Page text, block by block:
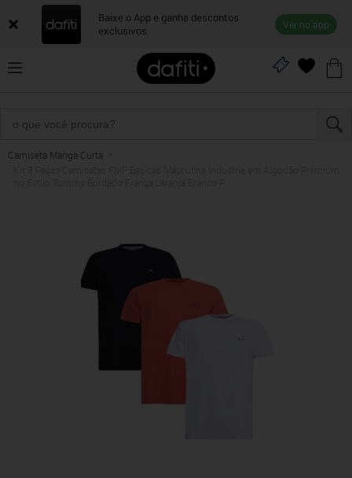
Baixe o App e ganhe descontos
exclusivos
Ver no app
Camiseta Manga Curta